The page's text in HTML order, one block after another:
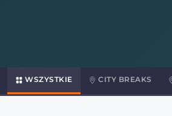
WSZYSTKIE CITY BREAKS